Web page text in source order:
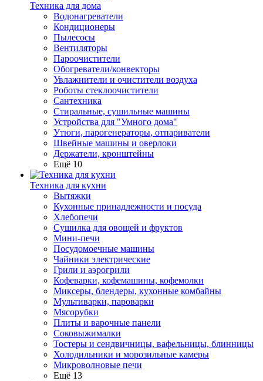
Техника для дома
Водонагреватели
Кондиционеры
Пылесосы
Вентиляторы
Пароочистители
Обогреватели/конвекторы
Увлажнители и очистители воздуха
Роботы стеклоочистители
Сантехника
Стиральные, сушильные машины
Устройства для "Умного дома"
Утюги, парогенераторы, отпариватели
Швейные машины и оверлоки
Держатели, кронштейны
Ещё 10
Техника для кухни
Вытяжки
Кухонные принадлежности и посуда
Хлебопечи
Сушилка для овощей и фруктов
Мини-печи
Посудомоечные машины
Чайники электрические
Грили и аэрогрили
Кофеварки, кофемашины, кофемолки
Миксеры, блендеры, кухонные комбайны
Мультиварки, пароварки
Мясорубки
Плиты и варочные панели
Соковыжималки
Тостеры и сендвичницы, вафельницы, блинницы
Холодильники и морозильные камеры
Микроволновые печи
Ещё 13